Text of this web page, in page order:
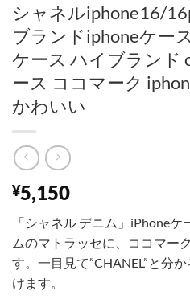
シャネルiphone16/
ブランドiphoneケー
ケース ハイブランド
ース ココマーク
かわいい
¥5,150
「シャネル デニム」iPhone
ムのマトラッセに、ココマー
す。一目見て”CHANEL”と分
けます。